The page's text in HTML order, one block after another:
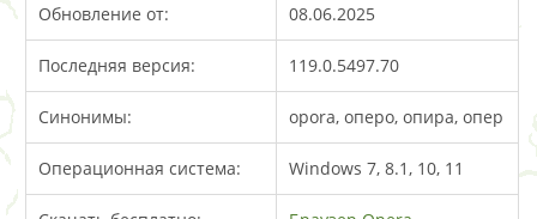
Обновление от: 08.06.2025
Последняя версия: 119.0.5497.70
Синонимы: opora, оперо, опира, опер
Операционная система: Windows 7, 8.1, 10, 11